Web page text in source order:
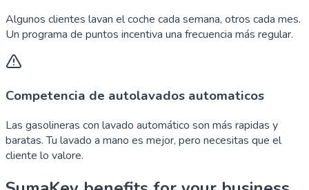
Algunos clientes lavan el coche cada semana, otros cada mes.
Un programa de puntos incentiva una frecuencia más regular.
Competencia de autolavados automaticos
Las gasolineras con lavado automático son más rapidas y
baratas. Tu lavado a mano es mejor, pero necesitas que el
cliente lo valore.